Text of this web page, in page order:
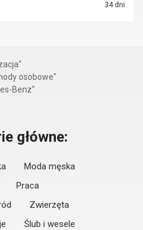
34 dni
osobowe"
Benz"
główne:
Moda męska
Praca
Zwierzęta
Ślub i wesele